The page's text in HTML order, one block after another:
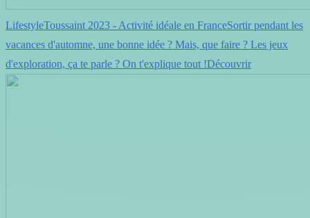
LifestyleToussaint 2023 - Activité idéale en FranceSortir pendant les
vacances d'automne, une bonne idée ? Mais, que faire ? Les jeux
d'exploration, ça te parle ? On t'explique tout !Découvrir